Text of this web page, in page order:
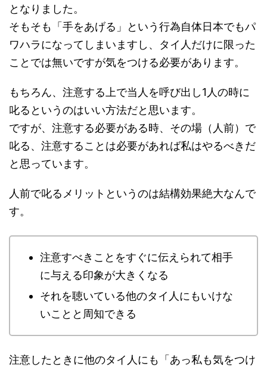
となりました。
そもそも「手をあげる」という行為自体日本でもパ
ワハラになってしまいますし、タイ人だけに限った
ことでは無いですが気をつける必要があります。
もちろん、注意する上で当人を呼び出し1人の時に
叱るというのはいい方法だと思います。
ですが、注意する必要がある時、その場（人前）で
叱る、注意することは必要があれば私はやるべきだ
と思っています。
人前で叱るメリットというのは結構効果絶大なんで
す。
注意すべきことをすぐに伝えられて相手
に与える印象が大きくなる
それを聴いている他のタイ人にもいけな
いことと周知できる
注意したときに他のタイ人にも「あっ私も気をつけ